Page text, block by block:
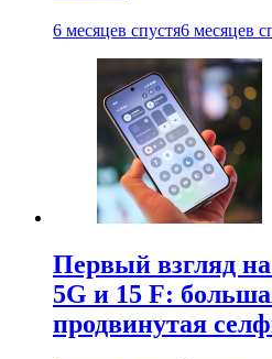
6 месяцев спустя6 месяцев
Первый взгляд
5G и 15 F:
продвинутая